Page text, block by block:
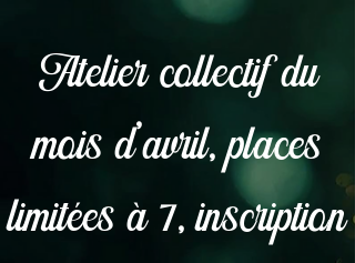
Atelier collectif du
mois d'avril, places
limitées à 7, inscription